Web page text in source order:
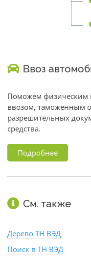
Ввоз
Поможем физическим
ввозом, таможенным
разрешительных
средства.
Подробнее
См. также
Дерево ТН ВЭД
Поиск в ТН ВЭД